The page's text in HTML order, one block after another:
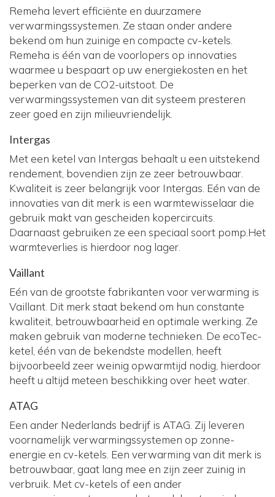
Remeha levert efficiënte en duurzamere
verwarmingssystemen. Ze staan onder andere
bekend om hun zuinige en compacte cv-ketels.
Remeha is één van de voorlopers op innovaties
waarmee u bespaart op uw energiekosten en het
beperken van de CO2-uitstoot. De
verwarmingssystemen van dit systeem presteren
zeer goed en zijn milieuvriendelijk.
Intergas
Met een ketel van Intergas behaalt u een uitstekend
rendement, bovendien zijn ze zeer betrouwbaar.
Kwaliteit is zeer belangrijk voor Intergas. Eén van de
innovaties van dit merk is een warmtewisselaar die
gebruik makt van gescheiden kopercircuits.
Daarnaast gebruiken ze een speciaal soort pomp.Het
warmteverlies is hierdoor nog lager.
Vaillant
Eén van de grootste fabrikanten voor verwarming is
Vaillant. Dit merk staat bekend om hun constante
kwaliteit, betrouwbaarheid en optimale werking. Ze
maken gebruik van moderne technieken. De ecoTec-
ketel, één van de bekendste modellen, heeft
bijvoorbeeld zeer weinig opwarmtijd nodig, hierdoor
heeft u altijd meteen beschikking over heet water.
ATAG
Een ander Nederlands bedrijf is ATAG. Zij leveren
voornamelijk verwarmingssystemen op zonne-
energie en cv-ketels. Een verwarming van dit merk is
betrouwbaar, gaat lang mee en zijn zeer zuinig in
verbruik. Met cv-ketels of een ander